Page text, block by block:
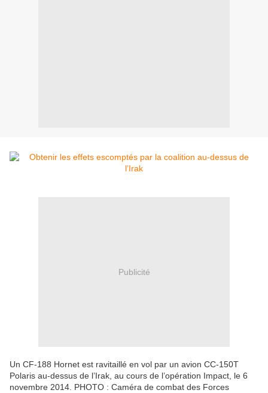
Publicité
Un CF-188 Hornet est ravitaillé en vol par un avion CC-150T
Polaris au-dessus de l’Irak, au cours de l’opération Impact, le 6
novembre 2014. PHOTO : Caméra de combat des Forces